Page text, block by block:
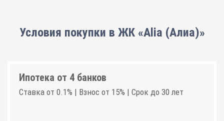
Условия покупки в ЖК «Alia (Алиа)»
Ипотека от 4 банков
Ставка от 0.1% | Взнос от 15% | Срок до 30 лет